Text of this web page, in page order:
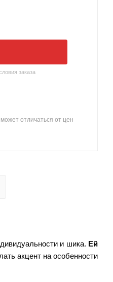
заказа
отличаться от цен
и шика. Ей
акцент на особенности